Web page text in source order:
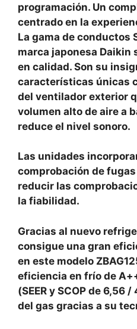
programación. Un
centrado en la
La gama de conductos
marca japonesa Daikin
en calidad. Son su
características únicas
del ventilador exterior
volumen alto de aire a
reduce el nivel sonoro.
Las unidades
comprobación de
reducir las
la fiabilidad.
Gracias al nuevo
consigue una gran
en este modelo
eficiencia en frío de
(SEER y SCOP de 6,56
del gas gracias a su